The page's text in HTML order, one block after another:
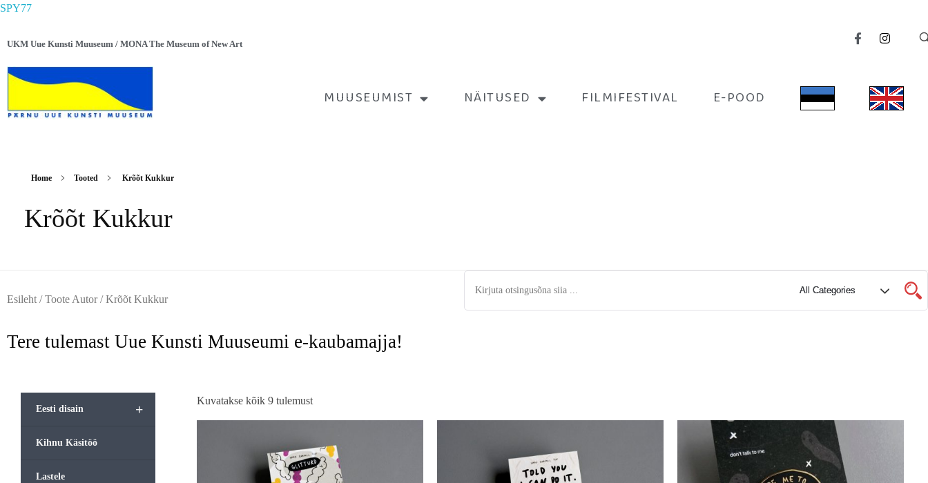
SPY77
UKM Uue Kunsti Muuseum / MONA The Museum of New Art
MUUSEUMIST NÄITUSED FILMIFESTIVAL E-POOD
Home Tooted Krõõt Kukkur
Krõõt Kukkur
Esileht / Toote Autor / Krõõt Kukkur
Tere tulemast Uue Kunsti Muuseumi e-kaubamajja!
+
Eesti disain
Kihnu Käsitöö
Lastele
Kuvatakse kõik 9 tulemust